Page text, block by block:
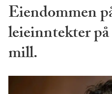
Eiendommen
leieinntekter
mill.